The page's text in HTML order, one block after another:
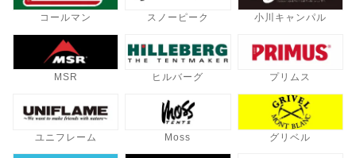
コールマン スノーピーク 小川キャンパル
MSR ヒルバーグ プリムス
ユニフレーム Moss グリベル